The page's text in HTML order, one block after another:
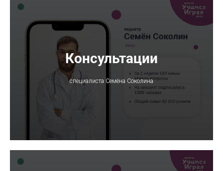
Консультации
специалиста Семёна Соколина